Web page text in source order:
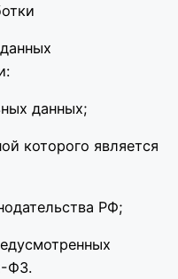
данных;
которого является
РФ;
ФЗ.